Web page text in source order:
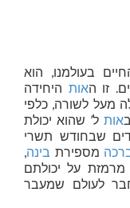
בעולמנו, הוא
זו האות היחידה
מעל לשורה, כלפי
אותל’ שהוא יכולת
שבחודש תשרי
מספירת בינה,
על יכולתם
לעולם שמעבר